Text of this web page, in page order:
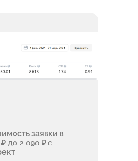
заявки в
до 2 090 ₽ с